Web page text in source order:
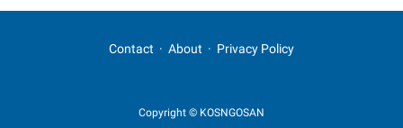
Contact About Privacy Policy
Copyright © KOSNGOSAN